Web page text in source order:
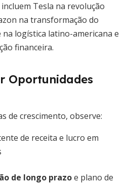
Tesla na revolução
na transformação do
logística latino-americana e
financeira.
Oportunidades
de crescimento, observe:
de receita e lucro em
de longo prazoe plano de